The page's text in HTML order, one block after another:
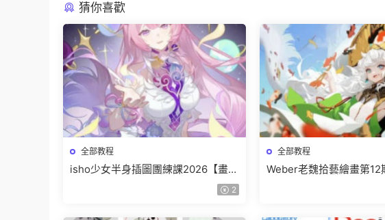
猜你喜歡
全部教程
isho少女半身插圖團練課2026【畫質
2
全部教程
Weber老魏拾藝繪畫第12